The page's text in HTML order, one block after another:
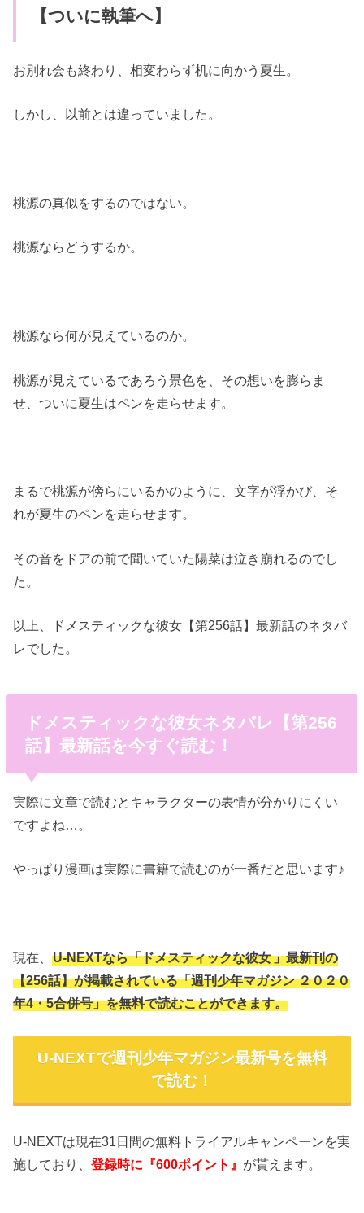
【ついに執筆へ】
お別れ会も終わり、相変わらず机に向かう夏生。
しかし、以前とは違っていました。
桃源の真似をするのではない。
桃源ならどうするか。
桃源なら何が見えているのか。
桃源が見えているであろう景色を、その想いを膨らま
せ、ついに夏生はペンを走らせます。
まるで桃源が傍らにいるかのように、文字が浮かび、そ
れが夏生のペンを走らせます。
その音をドアの前で聞いていた陽菜は泣き崩れるのでし
た。
以上、ドメスティックな彼女【第256話】最新話のネタバ
レでした。
ドメスティックな彼女ネタバレ【第256
話】最新話を今すぐ読む！
実際に文章で読むとキャラクターの表情が分かりにくい
ですよね…。
やっぱり漫画は実際に書籍で読むのが一番だと思います♪
現在、U-NEXTなら「ドメスティックな彼女」最新刊の
【256話】が掲載されている「週刊少年マガジン ２０２０
年4・5合併号」を無料で読むことができます。
U-NEXTで週刊少年マガジン最新号を無料
で読む！
U-NEXTは現在31日間の無料トライアルキャンペーンを実
施しており、登録時に『600ポイント』 が貰えます。